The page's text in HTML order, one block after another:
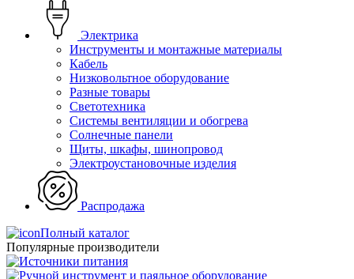
Электрика
Инструменты и монтажные материалы
Кабель
Низковольтное оборудование
Разные товары
Светотехника
Системы вентиляции и обогрева
Солнечные панели
Щиты, шкафы, шинопровод
Электроустановочные изделия
Распродажа
Полный каталог
Популярные производители